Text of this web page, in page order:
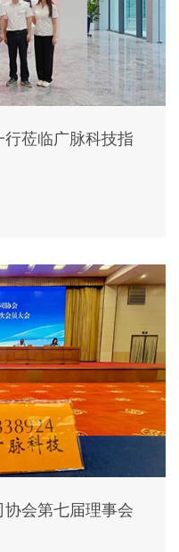
莅临广脉科技指
会第七届理事会